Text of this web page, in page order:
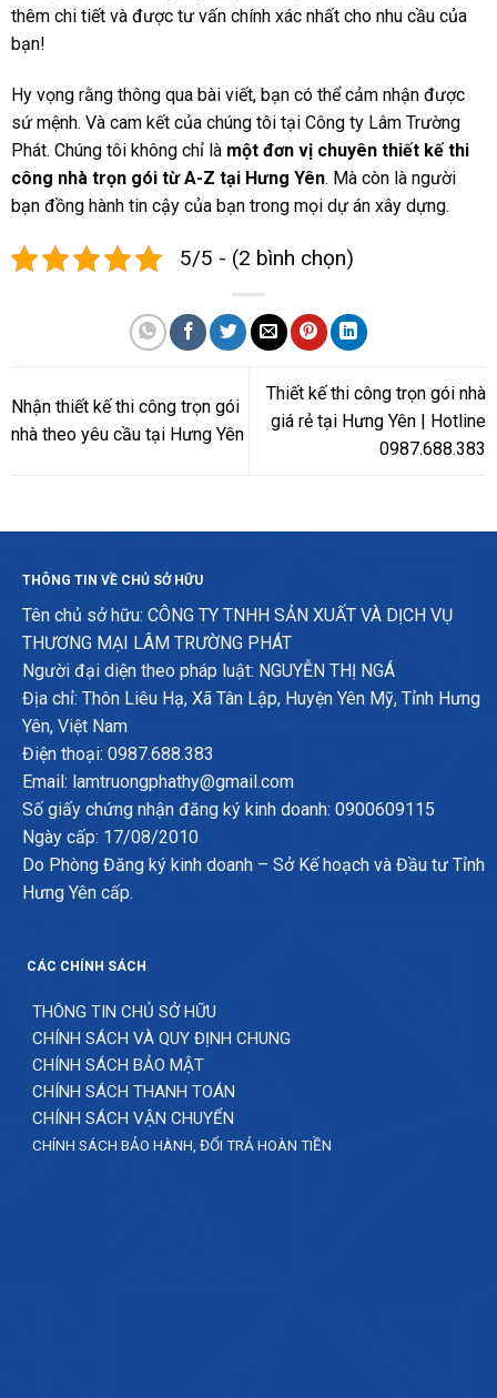
thêm chi tiết và được tư vấn chính xác nhất cho nhu cầu của
bạn!
Hy vọng rằng thông qua bài viết, bạn có thể cảm nhận được
sứ mệnh. Và cam kết của chúng tôi tại Công ty Lâm Trường
Phát. Chúng tôi không chỉ là một đơn vị chuyên thiết kế thi
công nhà trọn gói từ A-Z tại Hưng Yên. Mà còn là người
bạn đồng hành tin cậy của bạn trong mọi dự án xây dựng.
5/5 - (2 bình chọn)
Nhận thiết kế thi công trọn gói
nhà theo yêu cầu tại Hưng Yên
Thiết kế thi công trọn gói nhà
giá rẻ tại Hưng Yên | Hotline
0987.688.383
THÔNG TIN VỀ CHỦ SỞ HỮU
Tên chủ sở hữu: CÔNG TY TNHH SẢN XUẤT VÀ DỊCH VỤ
THƯƠNG MẠI LÂM TRƯỜNG PHÁT
Người đại diện theo pháp luật: NGUYỄN THỊ NGÁ
Địa chỉ: Thôn Liêu Hạ, Xã Tân Lập, Huyện Yên Mỹ, Tỉnh Hưng
Yên, Việt Nam
Điện thoại: 0987.688.383
Email: lamtruongphathy@gmail.com
Số giấy chứng nhận đăng ký kinh doanh: 0900609115
Ngày cấp: 17/08/2010
Do Phòng Đăng ký kinh doanh – Sở Kế hoạch và Đầu tư Tỉnh
Hưng Yên cấp.
CÁC CHÍNH SÁCH
THÔNG TIN CHỦ SỞ HỮU
CHÍNH SÁCH VÀ QUY ĐỊNH CHUNG
CHÍNH SÁCH BẢO MẬT
CHÍNH SÁCH THANH TOÁN
CHÍNH SÁCH VẬN CHUYỂN
CHÍNH SÁCH BẢO HÀNH, ĐỔI TRẢ HOÀN TIỀN